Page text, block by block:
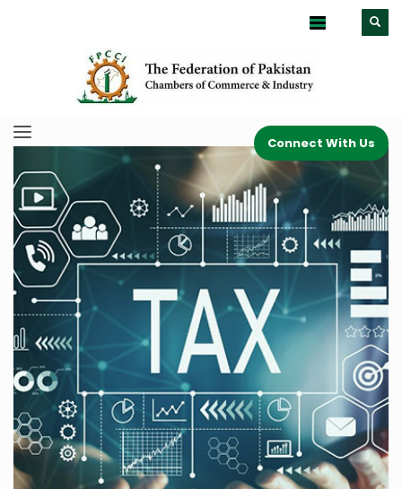
Connect With Us